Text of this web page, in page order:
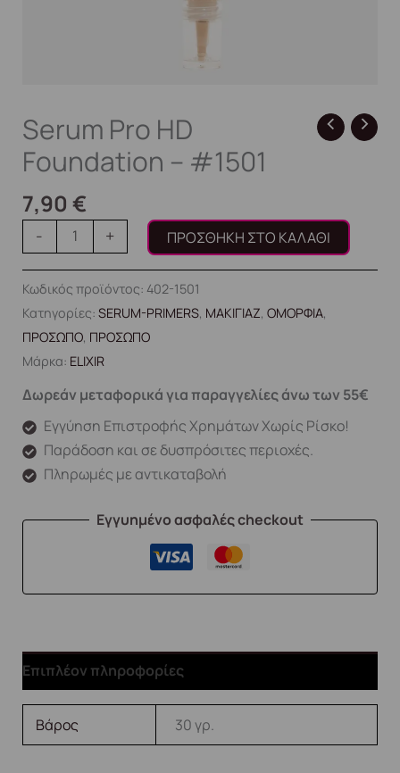
Serum Pro HD
Foundation – #1501
7,90 €
- + ΠΡΟΣΘΉΚΗ ΣΤΟ ΚΑΛΆΘΙ
Κωδικός προϊόντος: 402-1501
Κατηγορίες: SERUM-PRIMERS, ΜΑΚΙΓΙΑΖ, ΟΜΟΡΦΙΑ,
ΠΡΟΣΩΠΟ, ΠΡΟΣΩΠΟ
Μάρκα: ELIXIR
Δωρεάν μεταφορικά για παραγγελίες άνω των 55€
Εγγύηση Επιστροφής Χρημάτων Χωρίς Ρίσκο!
Παράδοση και σε δυσπρόσιτες περιοχές.
Πληρωμές με αντικαταβολή
Εγγυημένο ασφαλές checkout
Επιπλέον πληροφορίες
Βάρος 30 γρ.